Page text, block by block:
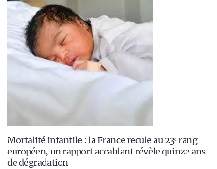
Mortalité infantile : la France recule au 23ᵉ rang
européen, un rapport accablant révèle quinze ans
de dégradation